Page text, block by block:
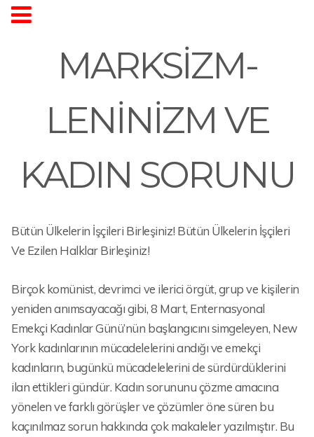
MARKSİZM-
LENİNİZM VE
KADIN SORUNU
Bütün Ülkelerin İşçileri Birleşiniz! Bütün Ülkelerin İşçileri
Ve Ezilen Halklar Birleşiniz!
Birçok komünist, devrimci ve ilerici örgüt, grup ve kişilerin
yeniden anımsayacağı gibi, 8 Mart, Enternasyonal
Emekçi Kadınlar Günü’nün başlangıcını simgeleyen, New
York kadınlarının mücadelelerini andığı ve emekçi
kadınların, bugünkü mücadelelerini de sürdürdüklerini
ilan ettikleri gündür. Kadın sorununu çözme amacına
yönelen ve farklı görüşler ve çözümler öne süren bu
kaçınılmaz sorun hakkında çok makaleler yazılmıştır. Bu